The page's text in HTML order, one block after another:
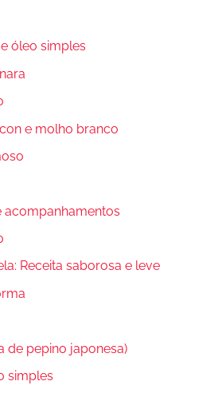
óleo simples
e molho branco
acompanhamentos
Receita saborosa e leve
de pepino japonesa)
simples